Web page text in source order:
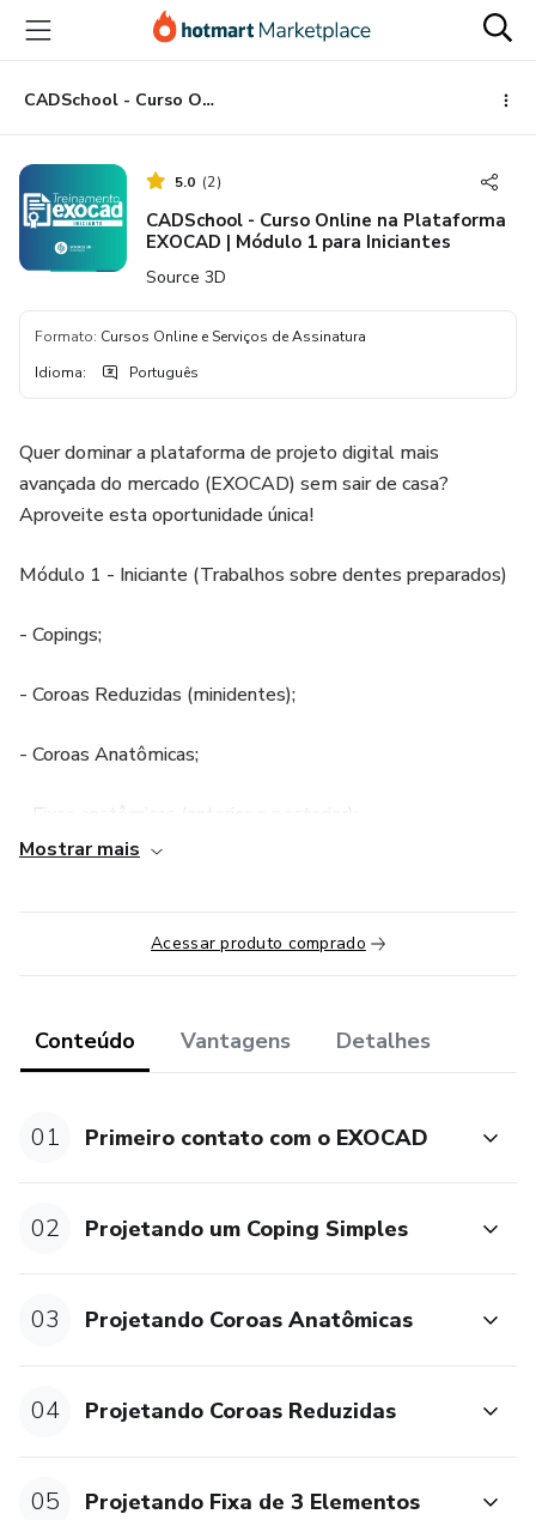
para
conteúdo
principal
para
pagamento
para
rodapé
CADSchool - Curso Online na Plataforma EXOCAD | Módulo 1 para Iniciantes
5.0 (2)
CADSchool - Curso Online na Plataforma
EXOCAD | Módulo 1 para Iniciantes
Source 3D
Formato: Cursos Online e Serviços de Assinatura
Idioma: Português
Quer dominar a plataforma de projeto digital mais
avançada do mercado (EXOCAD) sem sair de casa?
Aproveite esta oportunidade única!
Módulo 1 - Iniciante (Trabalhos sobre dentes preparados)
- Copings;
- Coroas Reduzidas (minidentes);
- Coroas Anatômicas;
- Fixas anatômicas (anterior e posterior);
- Introdução a impressão 3D;
escaneamento;
5525-7000
Mostrar mais
Acessar produto comprado
Conteúdo Vantagens Detalhes
01 Primeiro contato com o EXOCAD
02 Projetando um Coping Simples
03 Projetando Coroas Anatômicas
04 Projetando Coroas Reduzidas
05 Projetando Fixa de 3 Elementos